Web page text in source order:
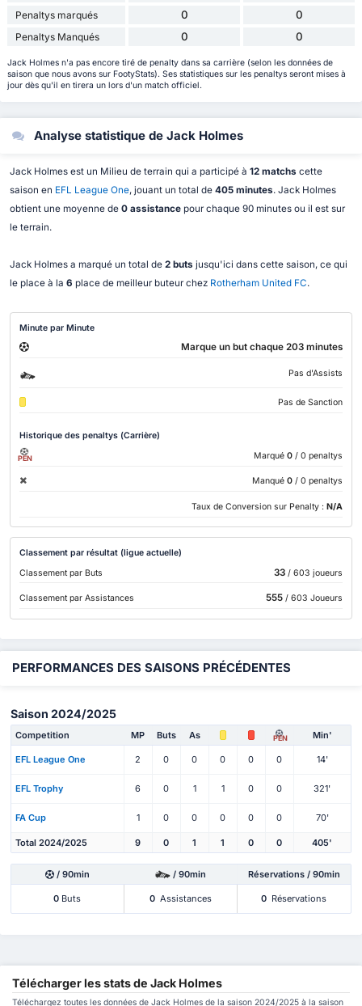
Penaltys marqués 0 0
Penaltys Manqués 0 0
Jack Holmes n'a pas encore tiré de penalty dans sa carrière (selon les données de
saison que nous avons sur FootyStats). Ses statistiques sur les penaltys seront mises à
jour dès qu'il en tirera un lors d'un match officiel.
Analyse statistique de Jack Holmes
Jack Holmes est un Milieu de terrain qui a participé à 12 matchs cette
saison en EFL League One, jouant un total de 405 minutes. Jack Holmes
obtient une moyenne de 0 assistancepour chaque 90 minutes ou il est sur
le terrain.
Jack Holmes a marqué un total de 2 buts jusqu'ici dans cette saison, ce qui
le place à la 6 place de meilleur buteur chez Rotherham United FC.
Minute par Minute
Marque un but chaque 203 minutes
Pas d'Assists
Pas de Sanction
Historique des penaltys (Carrière)
PEN Marqué 0 / 0 penaltys
Manqué 0 / 0 penaltys
Taux de Conversion sur Penalty : N/A
Classement par résultat (ligue actuelle)
Classement par Buts
33/ 603 joueurs
Classement par Assistances 555/ 603 Joueurs
PERFORMANCES DES SAISONS PRÉCÉDENTES
Saison 2024/2025
Competition MP Buts As PEN Min'
EFL League One 2 0 0 0 0 0 14'
EFL Trophy 6 0 1 1 0 0 321'
FA Cup 1 0 0 0 0 0 70'
Total 2024/2025 9 0 1 1 0 0 405'
/ 90min / 90min Réservations / 90min
0 Buts 0 Assistances 0 Réservations
Télécharger les stats de Jack Holmes
Téléchargez toutes les données de Jack Holmes de la saison 2024/2025 à la saison